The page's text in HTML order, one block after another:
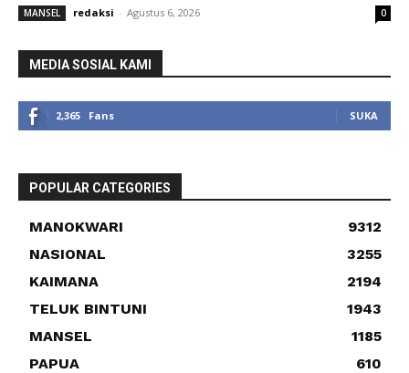
MANSEL redaksi - Agustus 6, 2026 0
MEDIA SOSIAL KAMI
2,365 Fans SUKA
POPULAR CATEGORIES
MANOKWARI
9312
NASIONAL
3255
KAIMANA
2194
TELUK BINTUNI
1943
MANSEL
1185
PAPUA
610